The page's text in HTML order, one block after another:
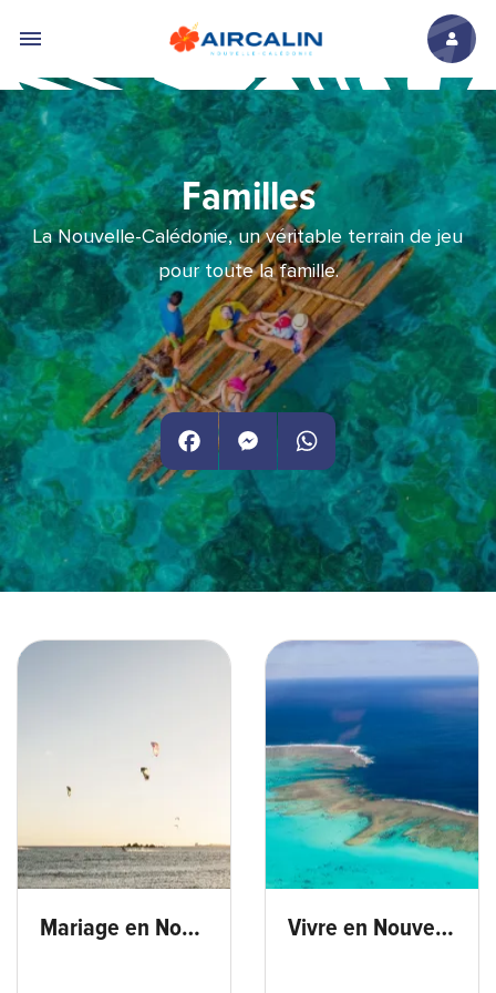
Aller au contenu principal
Familles
La Nouvelle-Calédonie, un véritable terrain de jeu
pour toute la famille.
FacebookMessengerWhatsApp
MARIAGE - min
Mariage en Nouvelle-Calédonie
Vol ULM Bourail-min.jpg
Vivre en Nouvelle-Calédonie